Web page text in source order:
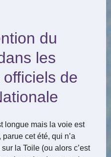
du
les
de
longue mais la voie est
cet été, qui n’a
la Toile (ou alors c’est